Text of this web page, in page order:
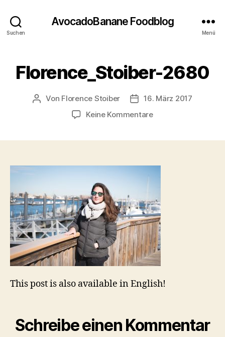
Suchen
AvocadoBanane Foodblog
Menü
Florence_Stoiber-2680
Beitragsautor
Von Florence Stoiber Veröffentlichungsdatum
16. März 2017
Keine Kommentarezu
This post is also available in English!
Schreibe einen Kommentar